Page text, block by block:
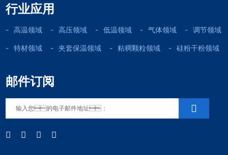
行业应用
高温领域 高压领域 低温领域 气体领域 调节领域
特材领域 夹套保温领域 粘稠颗粒领域 硅粉干粉领域
邮件订阅